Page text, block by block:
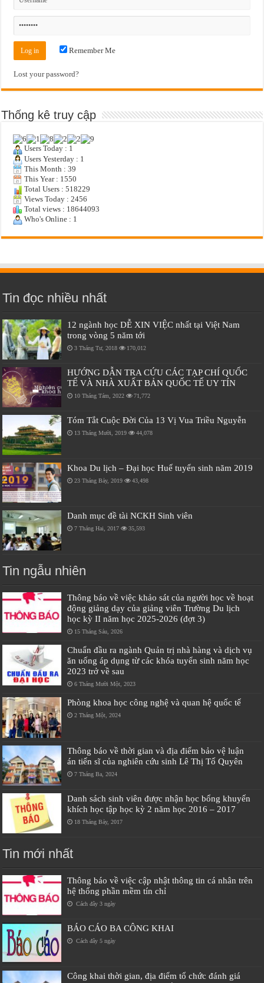
Remember Me
Lost your password?
Thống kê truy cập
Users Today : 1
Users Yesterday : 1
This Month : 39
This Year : 1550
Total Users : 518229
Views Today : 2456
Total views : 18644093
Who's Online : 1
Tin đọc nhiều nhất
12 ngành học DỄ XIN VIỆC nhất tại Việt Nam
trong vòng 5 năm tới
3 Tháng Tư, 2018 170,012
HƯỚNG DẪN TRA CỨU CÁC TẠP CHÍ QUỐC
TẾ VÀ NHÀ XUẤT BẢN QUỐC TẾ UY TÍN
10 Tháng Tám, 2022 71,772
Tóm Tắt Cuộc Đời Của 13 Vị Vua Triều Nguyễn
13 Tháng Mười, 2019 44,078
Khoa Du lịch – Đại học Huế tuyển sinh năm 2019
23 Tháng Bảy, 2019 43,498
Danh mục đề tài NCKH Sinh viên
7 Tháng Hai, 2017 35,593
Tin ngẫu nhiên
Thông báo về việc khảo sát của người học về hoạt
động giảng dạy của giảng viên Trường Du lịch
học kỳ II năm học 2025-2026 (đợt 3)
15 Tháng Sáu, 2026
Chuẩn đầu ra ngành Quản trị nhà hàng và dịch vụ
ăn uống áp dụng từ các khóa tuyển sinh năm học
2023 trở về sau
6 Tháng Mười Một, 2023
Phòng khoa học công nghệ và quan hệ quốc tế
2 Tháng Một, 2024
Thông báo về thời gian và địa điểm bảo vệ luận
án tiến sĩ của nghiên cứu sinh Lê Thị Tố Quyên
7 Tháng Ba, 2024
Danh sách sinh viên được nhận học bổng khuyến
khích học tập học kỳ 2 năm học 2016 – 2017
18 Tháng Bảy, 2017
Tin mới nhất
Thông báo về việc cập nhật thông tin cá nhân trên
hệ thống phần mềm tín chỉ
Cách đây 3 ngày
BÁO CÁO BA CÔNG KHAI
Cách đây 5 ngày
Công khai thời gian, địa điểm tổ chức đánh giá